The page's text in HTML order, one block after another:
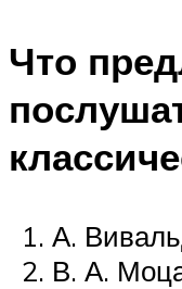
Что
А.
В. А.